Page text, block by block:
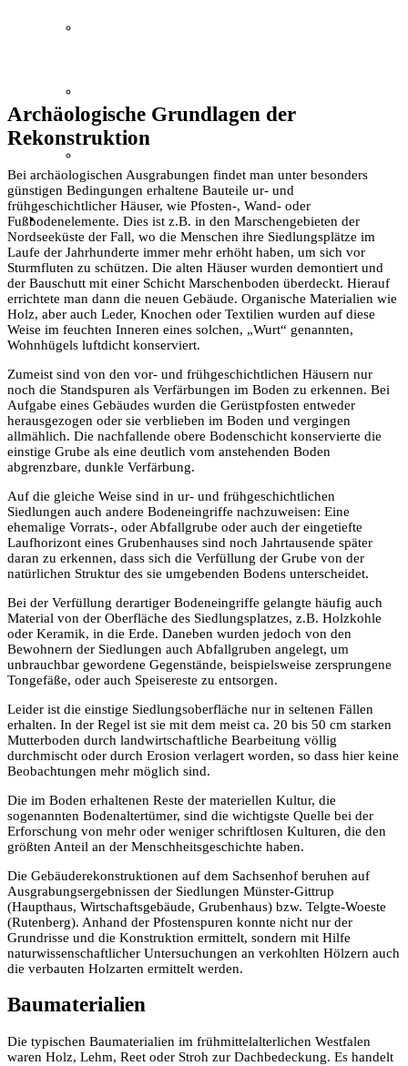
Kontakt
Archäologische Grundlagen der
Rekonstruktion
Bei archäologischen Ausgrabungen findet man unter besonders
günstigen Bedingungen erhaltene Bauteile ur- und
frühgeschichtlicher Häuser, wie Pfosten-, Wand- oder
Fußbodenelemente. Dies ist z.B. in den Marschengebieten der
Nordseeküste der Fall, wo die Menschen ihre Sied­lungsplätze im
Laufe der Jahrhunderte immer mehr erhöht haben, um sich vor
Sturmfluten zu schützen. Die alten Häuser wurden demontiert und
der Bauschutt mit einer Schicht Marschenboden überdeckt. Hierauf
errichtete man dann die neuen Gebäude. Organische Materialien wie
Holz, aber auch Leder, Knochen oder Textilien wurden auf diese
Weise im feuchten Inneren eines solchen, „Wurt“ genannten,
Wohnhügels luftdicht konserviert.
Zumeist sind von den vor- und frühgeschichtlichen Häusern nur
noch die Standspuren als Verfärbungen im Boden zu erkennen. Bei
Aufgabe eines Gebäudes wurden die Gerüstpfosten entweder
herausgezogen oder sie verblieben im Boden und vergingen
allmählich. Die nachfallende obere Bodenschicht konservierte die
einstige Grube als eine deutlich vom anste­henden Boden
abgrenzbare, dunkle Verfärbung.
Auf die gleiche Weise sind in ur- und frühgeschichtlichen
Siedlungen auch andere Bodeneingriffe nachzuweisen: Eine
ehemalige Vorrats-, oder Abfallgrube oder auch der eingetiefte
Laufhorizont eines Grubenhauses sind noch Jahrtausende später
daran zu erkennen, dass sich die Verfüllung der Grube von der
natürlichen Struktur des sie umgebenden Bodens unter­scheidet.
Bei der Verfüllung derartiger Bodeneingriffe gelangte häufig auch
Material von der Oberfläche des Siedlungsplatzes, z.B. Holzkohle
oder Keramik, in die Erde. Daneben wurden jedoch von den
Bewohnern der Siedlungen auch Abfallgruben angelegt, um
unbrauchbar gewordene Gegenstände, beispiels­weise zersprungene
Tongefäße, oder auch Speisereste zu entsorgen.
Leider ist die einstige Siedlungsoberfläche nur in seltenen Fällen
erhalten. In der Regel ist sie mit dem meist ca. 20 bis 50 cm starken
Mutterboden durch landwirtschaftliche Bearbeitung völlig
durchmischt oder durch Erosion verla­gert worden, so dass hier keine
Beobachtungen mehr möglich sind.
Die im Boden erhaltenen Reste der materiellen Kultur, die
sogenannten Bodenaltertümer, sind die wichtigste Quelle bei der
Erforschung von mehr oder weniger schriftlosen Kulturen, die den
größten Anteil an der Mensch­heitsgeschichte haben.
Die Gebäuderekonstruktionen auf dem Sachsenhof beruhen auf
Ausgra­bungsergebnissen der Siedlungen Münster-Gittrup
(Haupthaus, Wirtschafts­gebäude, Grubenhaus) bzw. Telgte-Woeste
(Rutenberg). Anhand der Pfostenspuren konnte nicht nur der
Grundrisse und die Konstruktion ermittelt, sondern mit Hilfe
naturwissenschaftlicher Untersuchungen an verkohlten Hölzern auch
die verbauten Holzarten ermittelt werden.
Baumaterialien
Die typischen Baumaterialien im frühmittelalterlichen Westfalen
waren Holz, Lehm, Reet oder Stroh zur Dachbedeckung. Es handelt